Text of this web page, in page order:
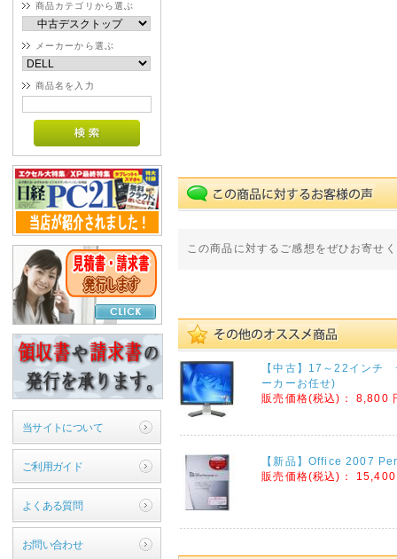
商品カテゴリから選ぶ
メーカーから選ぶ
商品名を入力
当サイトについて
ご利用ガイド
よくある質問
お問い合わせ
この商品に対するご感想をぜひお寄せ
【中古】17～22イン
ーカーお任せ)
販売価格(税込)：
8,800
【新品】Office 2007
販売価格(税込)：